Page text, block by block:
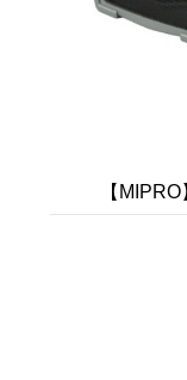
【